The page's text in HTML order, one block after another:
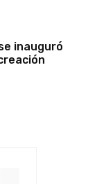
inauguró